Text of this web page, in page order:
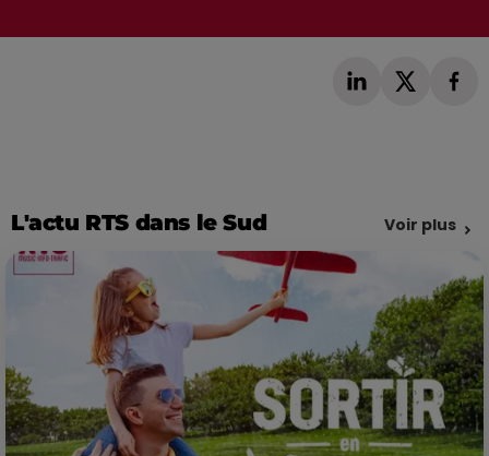
L'actu RTS dans le Sud Voir plus